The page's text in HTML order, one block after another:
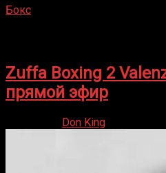
Бокс
Zuffa Boxing 2
прямой эфир
Don King